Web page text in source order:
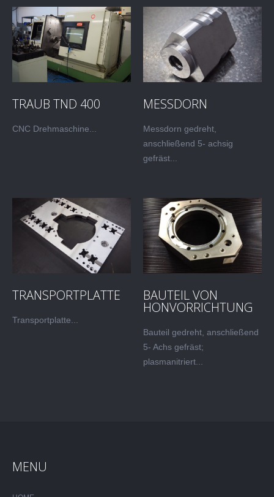
TRAUB TND 400
CNC Drehmaschine...
MESSDORN
Messdorn gedreht,
anschließend 5- achsig
gefräst...
TRANSPORTPLATTE
Transportplatte...
BAUTEIL VON
HONVORRICHTUNG
Bauteil gedreht, anschließend
5- Achs gefräst;
plasmanitriert...
MENU